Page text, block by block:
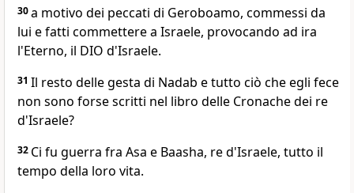
30a motivo dei peccati di Geroboamo, commessi da
lui e fatti commettere a Israele, provocando ad ira
l'Eterno, il DIO d'Israele.
31 Il resto delle gesta di Nadab e tutto ciò che egli fece
non sono forse scritti nel libro delle Cronache dei re
d'Israele?
32 Ci fu guerra fra Asa e Baasha, re d'Israele, tutto il
tempo della loro vita.